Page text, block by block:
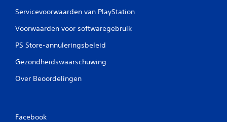
Servicevoorwaarden van PlayStation
Voorwaarden voor softwaregebruik
PS Store-annuleringsbeleid
Gezondheidswaarschuwing
Over Beoordelingen
Facebook